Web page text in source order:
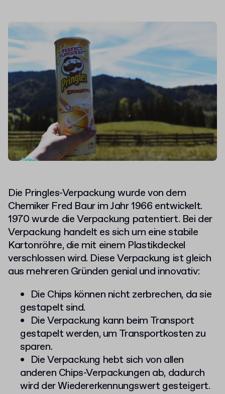
Die Pringles-Verpackung wurde von dem
Chemiker Fred Baur im Jahr 1966 entwickelt.
1970 wurde die Verpackung patentiert. Bei der
Verpackung handelt es sich um eine stabile
Kartonröhre, die mit einem Plastikdeckel
verschlossen wird. Diese Verpackung ist gleich
aus mehreren Gründen genial und innovativ:
Die Chips können nicht zerbrechen, da sie
gestapelt sind.
Die Verpackung kann beim Transport
gestapelt werden, um Transportkosten zu
sparen.
Die Verpackung hebt sich von allen
anderen Chips-Verpackungen ab, dadurch
wird der Wiedererkennungswert gesteigert.